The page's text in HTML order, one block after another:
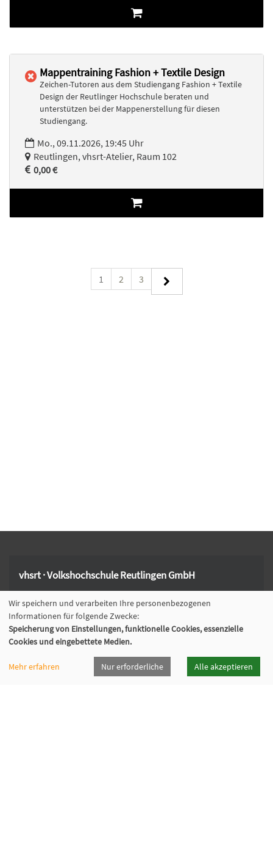
Mappentraining Fashion + Textile Design
Zeichen-Tutoren aus dem Studiengang Fashion + Textile
Design der Reutlinger Hochschule beraten und
unterstützen bei der Mappenerstellung für diesen
Studiengang.
Mo., 09.11.2026, 19:45 Uhr
Reutlingen, vhsrt-Atelier, Raum 102
0,00 €
1 2 3
vhsrt · Volkshochschule Reutlingen GmbH
Spendhausstraße 6 | 72764 Reutlingen
+49 7121 336-0
+49 7121 336-222
Wir speichern und verarbeiten Ihre personenbezogenen
Informationen für folgende Zwecke:
Speicherung von Einstellungen, funktionelle Cookies, essenzielle
Cookies und eingebettete Medien.
Mehr erfahren Nur erforderliche Alle akzeptieren